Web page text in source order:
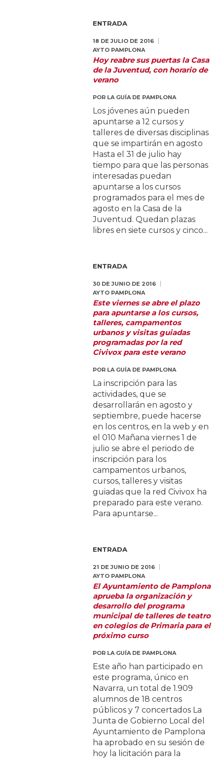
ENTRADA
18 DE JULIO DE 2016
AYTO PAMPLONA
Hoy reabre sus puertas la Casa
de la Juventud, con horario de
verano
POR LA GUÍA DE PAMPLONA
Los jóvenes aún pueden
apuntarse a 12 cursos y
talleres de diversas disciplinas
que se impartirán en agosto
Hasta el 31 de julio hay
tiempo para que las personas
interesadas puedan
apuntarse a los cursos
programados para el mes de
agosto en la Casa de la
Juventud. Quedan plazas
libres en siete cursos y cinco...
ENTRADA
30 DE JUNIO DE 2016
AYTO PAMPLONA
Este viernes se abre el plazo
para apuntarse a los cursos,
talleres, campamentos
urbanos y visitas guiadas
programadas por la red
Civivox para este verano
POR LA GUÍA DE PAMPLONA
La inscripción para las
actividades, que se
desarrollarán en agosto y
septiembre, puede hacerse
en los centros, en la web y en
el 010 Mañana viernes 1 de
julio se abre el periodo de
inscripción para los
campamentos urbanos,
cursos, talleres y visitas
guiadas que la red Civivox ha
preparado para este verano.
Para apuntarse...
ENTRADA
21 DE JUNIO DE 2016
AYTO PAMPLONA
El Ayuntamiento de Pamplona
aprueba la organización y
desarrollo del programa
municipal de talleres de teatro
en colegios de Primaria para el
próximo curso
POR LA GUÍA DE PAMPLONA
Este año han participado en
este programa, único en
Navarra, un total de 1.909
alumnos de 18 centros
públicos y 7 concertados La
Junta de Gobierno Local del
Ayuntamiento de Pamplona
ha aprobado en su sesión de
hoy la licitación para la